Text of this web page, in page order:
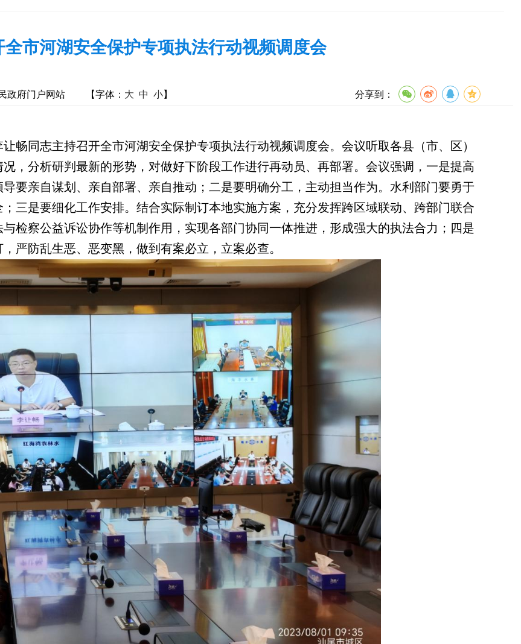
市河湖安全保护专项执法行动视频调度会
政府门户网站 【字体： 大 中 小】 分享到：
同志主持召开全市河湖安全保护专项执法行动视频调度会。会议听取各县（市、区）
，分析研判最新的形势，对做好下阶段工作进行再动员、再部署。会议强调，一是提高
要亲自谋划、亲自部署、亲自推动；二是要明确分工，主动担当作为。水利部门要勇于
三是要细化工作安排。结合实际制订本地实施方案，充分发挥跨区域联动、跨部门联合
检察公益诉讼协作等机制作用，实现各部门协同一体推进，形成强大的执法合力；四是
严防乱生恶、恶变黑，做到有案必立，立案必查。